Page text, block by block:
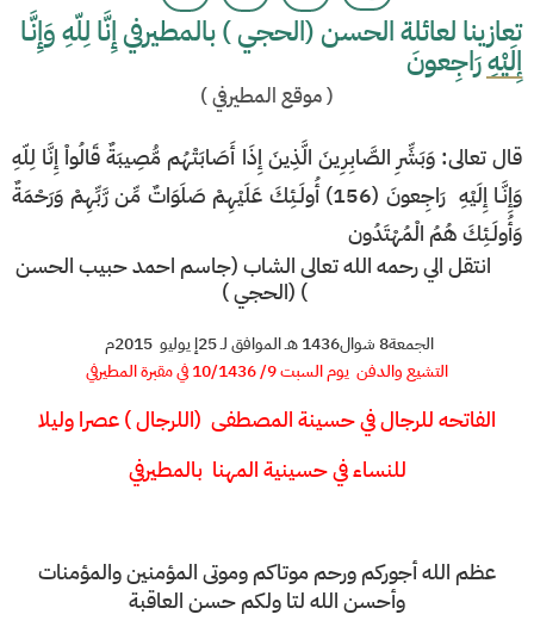
تعازينا لعائلة الحسن (الحجي ) بالمطيرفي إِنَّا لِلّهِ وَإِنَّـا
إِلَيْهِ رَاجِعونَ
(موقع المطيرفي)
قال تعالى: وَبَشِّرِ الصَّابِرِينَ الَّذِينَ إِذَا أَصَابَتْهُم مُّصِيبَةٌ قَالُواْ إِنَّا لِلّهِ
وَإِنَّـا إِلَيْهِ
رَاجِعونَ (156) أُولَـئِكَ عَلَيْهِمْ صَلَوَاتٌ مِّن رَّبِّهِمْ وَرَحْمَةٌ
وَأُولَـئِكَ هُمُ الْمُهْتَدُون
انتقل الي رحمه الله تعالى الشاب (جاسم احمد حبيب الحسن
) (الحجي )
الجمعة8 شوال1436 هـ الموافق لـ 25
إ يوليو 2015م
التشيع والدفن يوم السبت 9/ 10/1436 في مقبرة المطيرفي
الفاتحهللرجال في حسينة المصطفى (اللرجال ) عصرا وليلا
للنساء في حسينية المهنا بالمطيرفي
عظم الله أجوركم ورحم موتاكم وموتى المؤمنين والمؤمنات
وأحسن الله لتا ولكم حسن العاقبة